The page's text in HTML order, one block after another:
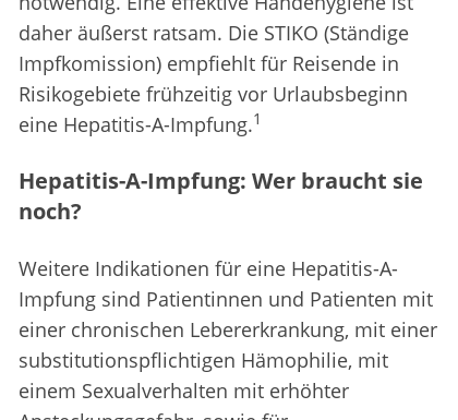
daher äußerst ratsam. Die STIKO (Ständige
Impfkomission) empfiehlt für Reisende in
Risikogebiete frühzeitig vor Urlaubsbeginn
eine Hepatitis-A-Impfung.1
Hepatitis-A-Impfung: Wer braucht sie
noch?
Weitere Indikationen für eine Hepatitis-A-
Impfung sind Patientinnen und Patienten mit
einer chronischen Lebererkrankung, mit einer
substitutionspflichtigen Hämophilie, mit
einem Sexualverhalten mit erhöhter